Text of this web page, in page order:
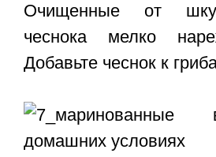
Очищенные от
чеснока мелко
Добавьте чеснок к